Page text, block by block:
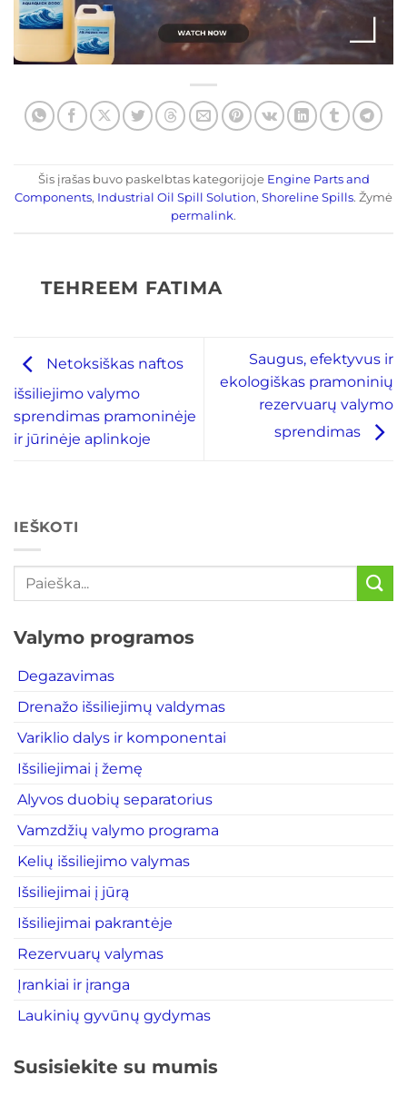
Šis įrašas buvo paskelbtas kategorijoje Engine Parts and
Components, Industrial Oil Spill Solution, Shoreline Spills. Žymė
permalink.
TEHREEM FATIMA
Netoksiškas naftos
išsiliejimo valymo
sprendimas pramoninėje
ir jūrinėje aplinkoje
Saugus, efektyvus ir
ekologiškas pramoninių
rezervuarų valymo
sprendimas
IEŠKOTI
Valymo programos
Degazavimas
Drenažo išsiliejimų valdymas
Variklio dalys ir komponentai
Išsiliejimai į žemę
Alyvos duobių separatorius
Vamzdžių valymo programa
Kelių išsiliejimo valymas
Išsiliejimai į jūrą
Išsiliejimai pakrantėje
Rezervuarų valymas
Įrankiai ir įranga
Laukinių gyvūnų gydymas
Susisiekite su mumis